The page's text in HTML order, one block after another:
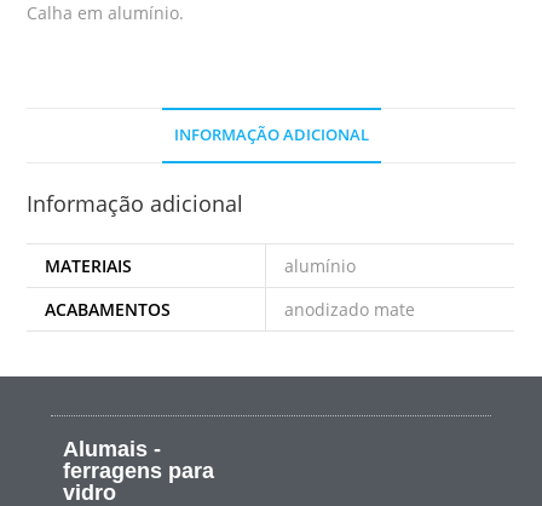
Calha em alumínio.
INFORMAÇÃO ADICIONAL
Informação adicional
MATERIAIS
alumínio
ACABAMENTOS
anodizado mate
Alumais -
ferragens para
vidro